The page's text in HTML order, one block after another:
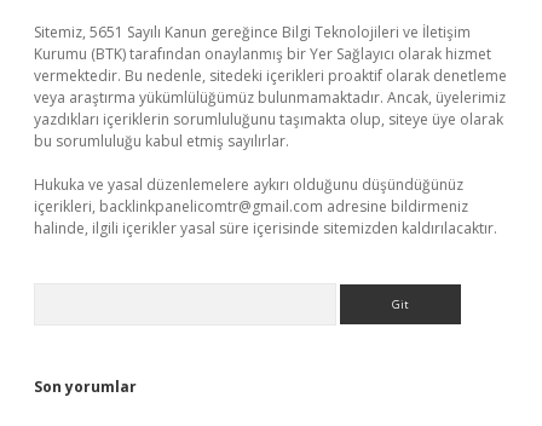
Sitemiz, 5651 Sayılı Kanun gereğince Bilgi Teknolojileri ve İletişim
Kurumu (BTK) tarafından onaylanmış bir Yer Sağlayıcı olarak hizmet
vermektedir. Bu nedenle, sitedeki içerikleri proaktif olarak denetleme
veya araştırma yükümlülüğümüz bulunmamaktadır. Ancak, üyelerimiz
yazdıkları içeriklerin sorumluluğunu taşımakta olup, siteye üye olarak
bu sorumluluğu kabul etmiş sayılırlar.
Hukuka ve yasal düzenlemelere aykırı olduğunu düşündüğünüz
içerikleri, backlinkpanelicomtr@gmail.com adresine bildirmeniz
halinde, ilgili içerikler yasal süre içerisinde sitemizden kaldırılacaktır.
Son yorumlar